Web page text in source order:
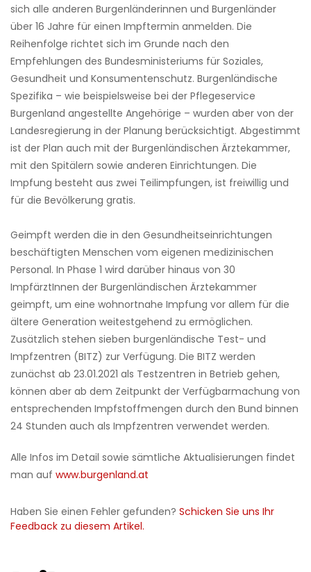
sich alle anderen Burgenländerinnen und Burgenländer
über 16 Jahre für einen Impftermin anmelden. Die
Reihenfolge richtet sich im Grunde nach den
Empfehlungen des Bundesministeriums für Soziales,
Gesundheit und Konsumentenschutz. Burgenländische
Spezifika – wie beispielsweise bei der Pflegeservice
Burgenland angestellte Angehörige – wurden aber von der
Landesregierung in der Planung berücksichtigt. Abgestimmt
ist der Plan auch mit der Burgenländischen Ärztekammer,
mit den Spitälern sowie anderen Einrichtungen. Die
Impfung besteht aus zwei Teilimpfungen, ist freiwillig und
für die Bevölkerung gratis.
Geimpft werden die in den Gesundheitseinrichtungen
beschäftigten Menschen vom eigenen medizinischen
Personal. In Phase 1 wird darüber hinaus von 30
ImpfärztInnen der Burgenländischen Ärztekammer
geimpft, um eine wohnortnahe Impfung vor allem für die
ältere Generation weitestgehend zu ermöglichen.
Zusätzlich stehen sieben burgenländische Test- und
Impfzentren (BITZ) zur Verfügung. Die BITZ werden
zunächst ab 23.01.2021 als Testzentren in Betrieb gehen,
können aber ab dem Zeitpunkt der Verfügbarmachung von
entsprechenden Impfstoffmengen durch den Bund binnen
24 Stunden auch als Impfzentren verwendet werden.
Alle Infos im Detail sowie sämtliche Aktualisierungen findet
man auf www.burgenland.at
Haben Sie einen Fehler gefunden? Schicken Sie uns Ihr
Feedback zu diesem Artikel.